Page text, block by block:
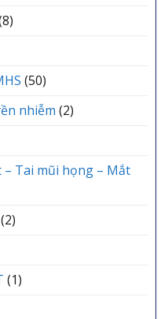
(50)
nhiễm (2)
– Tai mũi họng – Mắt
(2)
(1)